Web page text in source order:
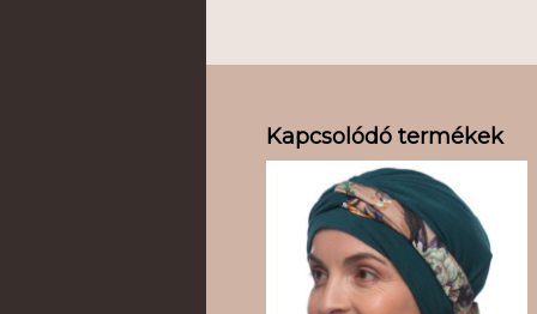
Kapcsolódó termékek